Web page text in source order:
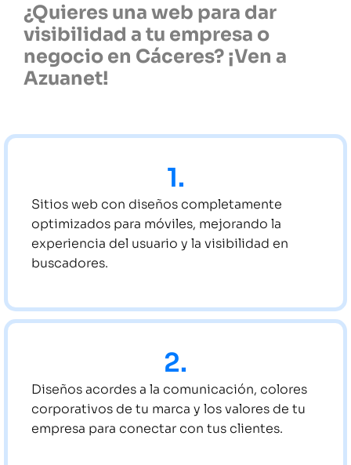
¿Quieres una web para dar
visibilidad a tu empresa o
negocio en Cáceres? ¡Ven a
Azuanet!
1.
Sitios web con diseños completamente
optimizados para móviles, mejorando la
experiencia del usuario y la visibilidad en
buscadores.
2.
Diseños acordes a la comunicación, colores
corporativos de tu marca y los valores de tu
empresa para conectar con tus clientes.